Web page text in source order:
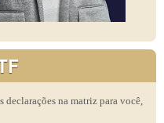
declarações na matriz para você,